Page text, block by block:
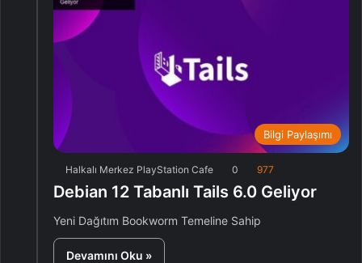
Bilgi Paylaşımı
Halkalı Merkez PlayStation Cafe 0 977
Debian 12 Tabanlı Tails 6.0 Geliyor
Yeni Dağıtım Bookworm Temeline Sahip
Devamını Oku »